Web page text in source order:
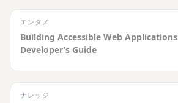
エンタメ
Building Accessible Web
Developer’s Guide
ナレッジ